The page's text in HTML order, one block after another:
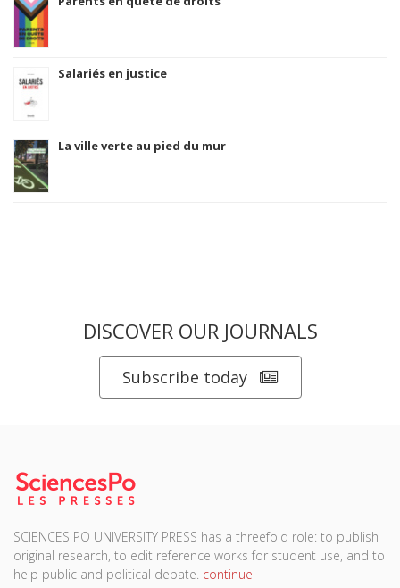
Salariés en justice
La ville verte au pied du mur
DISCOVER OUR JOURNALS
Subscribe today
SCIENCES PO UNIVERSITY PRESS has a threefold role: to publish
original research, to edit reference works for student use, and to
help public and political debate. continue